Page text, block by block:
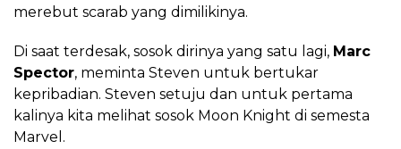
merebut scarab yang dimilikinya.
Di saat terdesak, sosok dirinya yang satu lagi, Marc
Spector, meminta Steven untuk bertukar
kepribadian. Steven setuju dan untuk pertama
kalinya kita melihat sosok Moon Knight di semesta
Marvel.